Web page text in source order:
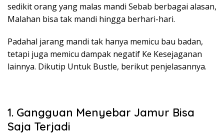
sedikit orang yang malas mandi Sebab berbagai alasan,
Malahan bisa tak mandi hingga berhari-hari.
Padahal jarang mandi tak hanya memicu bau badan,
tetapi juga memicu dampak negatif Ke Kesejaganan
lainnya. Dikutip Untuk Bustle, berikut penjelasannya.
1. Gangguan Menyebar Jamur Bisa
Saja Terjadi